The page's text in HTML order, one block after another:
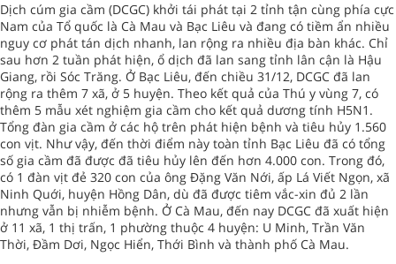
Dịch cúm gia cầm (DCGC) khởi tái phát tại 2 tỉnh tận cùng phía cực
Nam của Tổ quốc là Cà Mau và Bạc Liêu và đang có tiềm ẩn nhiều
nguy cơ phát tán dịch nhanh, lan rộng ra nhiều địa bàn khác. Chỉ
sau hơn 2 tuần phát hiện, ổ dịch đã lan sang tỉnh lân cận là Hậu
Giang, rồi Sóc Trăng. Ở Bạc Liêu, đến chiều 31/12, DCGC đã lan
rộng ra thêm 7 xã, ở 5 huyện. Theo kết quả của Thú y vùng 7, có
thêm 5 mẫu xét nghiệm gia cầm cho kết quả dương tính H5N1.
Tổng đàn gia cầm ở các hộ trên phát hiện bệnh và tiêu hủy 1.560
con vịt. Như vậy, đến thời điểm này toàn tỉnh Bạc Liêu đã có tổng
số gia cầm đã được đã tiêu hủy lên đến hơn 4.000 con. Trong đó,
có 1 đàn vịt đẻ 320 con của ông Đặng Văn Nới, ấp Lá Viết Ngọn, xã
Ninh Quới, huyện Hồng Dân, dù đã được tiêm vắc-xin đủ 2 lần
nhưng vẫn bị nhiễm bệnh. Ở Cà Mau, đến nay DCGC đã xuất hiện
ở 11 xã, 1 thị trấn, 1 phường thuộc 4 huyện: U Minh, Trần Văn
Thời, Đầm Dơi, Ngọc Hiển, Thới Bình và thành phố Cà Mau.